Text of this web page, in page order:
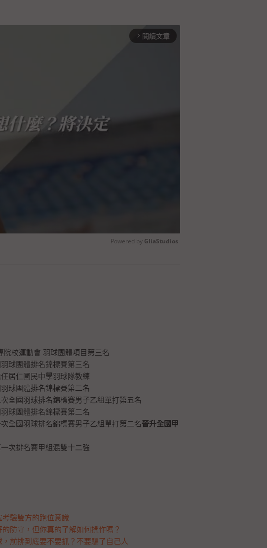
arrow_forward_ios 閱讀文章
Powered by GliaStudios
院校運動會 羽球團體項目第三名
羽球團體排名錦標賽第三名
任居仁國民中學羽球隊教練
羽球團體排名錦標賽第二名
次全國羽球排名錦標賽男子乙組單打第五名
羽球團體排名錦標賽第二名
次全國羽球排名錦標賽男子乙組單打第二名晉升全國甲
一次排名賽甲組混雙十二強
驗雙方的跑位意識
防守，但你真的了解如何操作嗎？
，前排到底要不要抓？不要騙了自己人